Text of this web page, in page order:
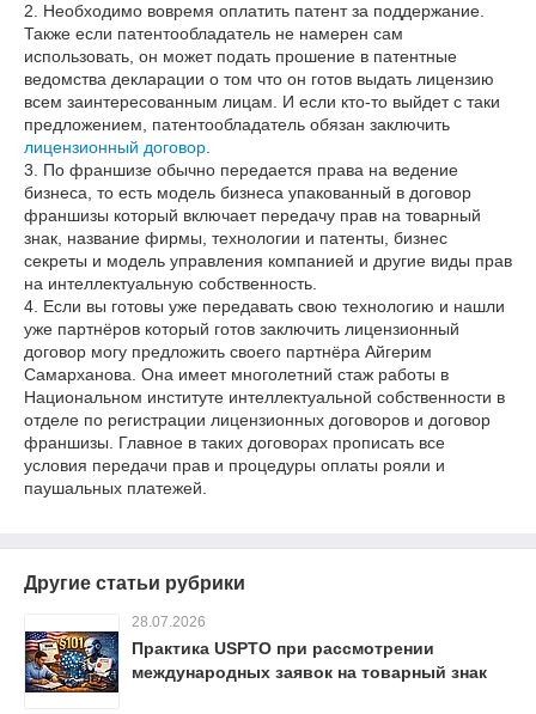
2. Необходимо вовремя оплатить патент за поддержание.
Также если патентообладатель не намерен сам
использовать, он может подать прошение в патентные
ведомства декларации о том что он готов выдать лицензию
всем заинтересованным лицам. И если кто-то выйдет с таки
предложением, патентообладатель обязан заключить
лицензионный договор
3. По франшизе обычно передается права на ведение
бизнеса, то есть модель бизнеса упакованный в договор
франшизы который включает передачу прав на товарный
знак, название фирмы, технологии и патенты, бизнес
секреты и модель управления компанией и другие виды прав
на интеллектуальную собственность.
4. Если вы готовы уже передавать свою технологию и нашли
уже партнёров который готов заключить лицензионный
договор могу предложить своего партнёра Айгерим
Самарханова. Она имеет многолетний стаж работы в
Национальном институте интеллектуальной собственности в
отделе по регистрации лицензионных договоров и договор
франшизы. Главное в таких договорах прописать все
условия передачи прав и процедуры оплаты рояли и
паушальных платежей.
Другие статьи рубрики
28.07.2026
Практика USPTO при рассмотрении
международных заявок на товарный знак